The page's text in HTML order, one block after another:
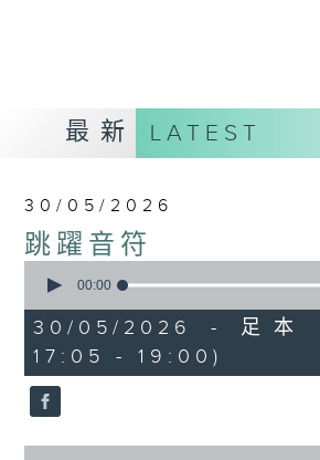
最新 LATEST
30/05/2026
跳躍音符
seconds
1
hour,
50
minutes,
0
seconds
00:00
30/05/2026 - 足本
17:05 - 19:00)